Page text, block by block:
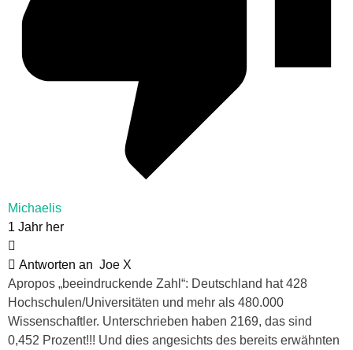
Michaelis
1 Jahr her
Antworten an Joe X
Apropos „beeindruckende Zahl“: Deutschland hat 428
Hochschulen/Universitäten und mehr als 480.000
Wissenschaftler. Unterschrieben haben 2169, das sind
0,452 Prozent!!! Und dies angesichts des bereits erwähnten